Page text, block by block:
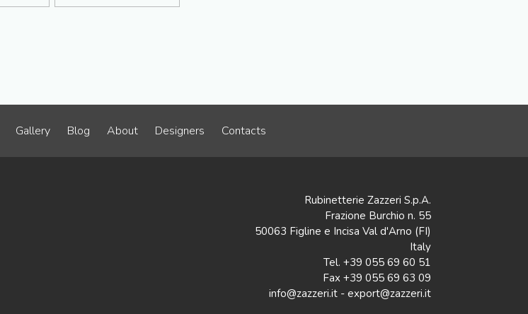
Gallery Blog About Designers Contacts
Rubinetterie Zazzeri S.p.A.
Frazione Burchio n. 55
50063 Figline e Incisa Val d'Arno (FI)
Italy
Tel. +39 055 69 60 51
Fax +39 055 69 63 09
info@zazzeri.it - export@zazzeri.it